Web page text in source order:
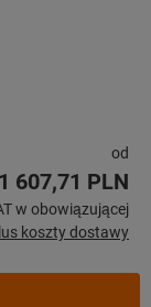
od
1 607,71 PLN
w obowiązującej
koszty dostawy